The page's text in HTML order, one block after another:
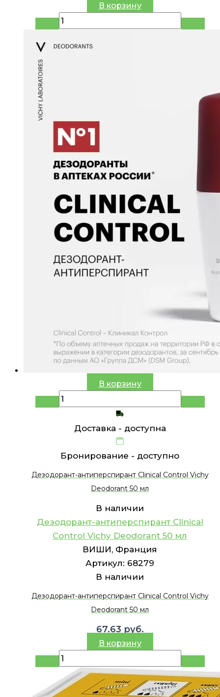
В корзину
В корзину
Доставка - доступна
Бронирование - доступно
Дезодорант-антиперспирант Clinical Control Vichy
Deodorant 50 мл
В наличии
Дезодорант-антиперспирант Clinical
Control Vichy Deodorant 50 мл
ВИШИ, Франция
Артикул: 68279
В наличии
Дезодорант-антиперспирант Clinical Control Vichy
Deodorant 50 мл
67.63 руб.
В корзину